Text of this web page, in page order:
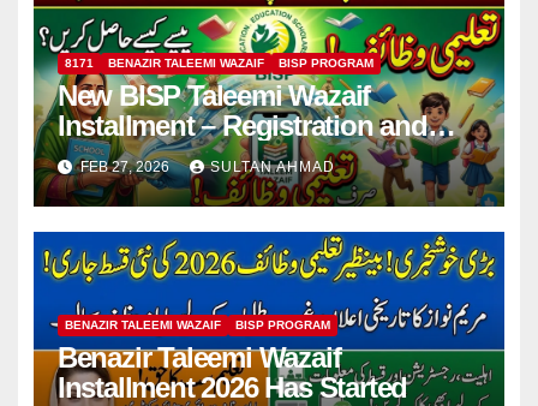
8171 BENAZIR TALEEMI WAZAIF BISP PROGRAM
New BISP Taleemi Wazaif
Installment – Registration and
Payment Guide
FEB 27, 2026 SULTAN AHMAD
BENAZIR TALEEMI WAZAIF BISP PROGRAM
Benazir Taleemi Wazaif
Installment 2026 Has Started